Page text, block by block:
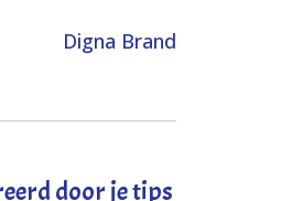
Digna Brand
door je tips